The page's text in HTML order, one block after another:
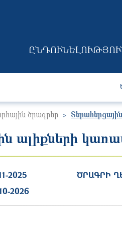
MAIN
ծրագրեր
ալիքների
2025
2026
ԾՐԱԳՐԻ